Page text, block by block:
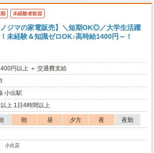
未経験者歓迎
ノジマの家電販売】＼短期OK◎／大学生活躍
未経験＆知識ゼロOK♪高時給1400円～！
円以上 ＋ 交通費支給
小出駅
上 1日4時間以上
朝 昼 夕方 夜
夜勤
小出店